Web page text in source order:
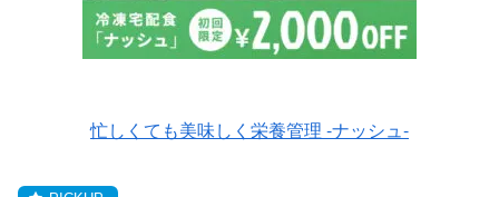
忙しくても美味しく栄養管理 -ナッシュ-